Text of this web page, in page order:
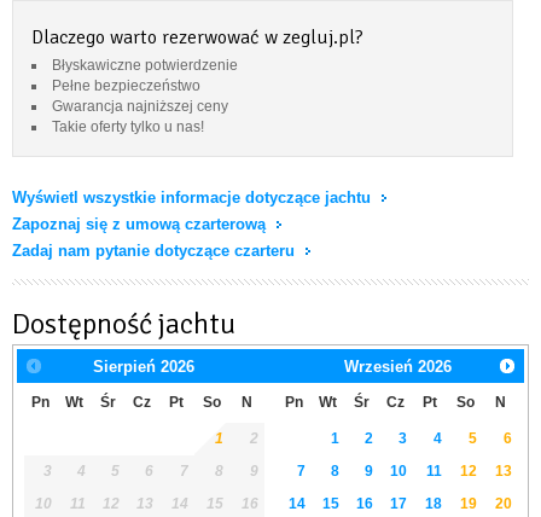
Dlaczego warto rezerwować w zegluj.pl?
Błyskawiczne potwierdzenie
Pełne bezpieczeństwo
Gwarancja najniższej ceny
Takie oferty tylko u nas!
Wyświetl wszystkie informacje dotyczące jachtu
Zapoznaj się z umową czarterową
Zadaj nam pytanie dotyczące czarteru
Dostępność jachtu
Sierpień 2026
Pn Wt Śr Cz Pt So N
1
2
3
4 5 6 7 8
9
10
11 12 13 14 15
16
Wrzesień 2026
Pn Wt Śr Cz Pt So N
1 2 3 4 5
6
7
8 9 10 11 12
13
14
15 16 17 18 19
20